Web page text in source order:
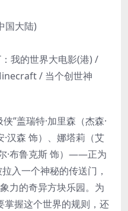
国大陆)
我的世界大电影(港) /
/ 当个创世神
”盖瑞特·加里森（杰森·
汉森 饰）、娜塔莉（艾
·布鲁克斯 饰）——正为
入一个神秘的传送门，
力的奇异方块乐园。为
掌握这个世界的规则，还